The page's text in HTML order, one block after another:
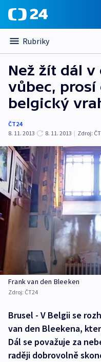
Rubriky
Než žít dál
vůbec, prosí
belgický
ČT24
8. 11. 2013
8. 11. 2013 | Zdroj:
Frank van den Bleeken
Zdroj: ČT24
Brusel - V Belgii se
van den Bleekena,
Dál se považuje za
raději dobrovolně